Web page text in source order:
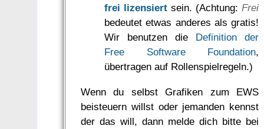
frei lizensiertsein. (Achtung:Frei
bedeutet etwas anderes als gratis!
Wir benutzen die Definition der
Free Software Foundation,
übertragen auf Rollenspielregeln.)
Wenn du selbst Grafiken zum EWS
beisteuern willst oder jemanden kennst
der das will, dann melde dich bitte bei